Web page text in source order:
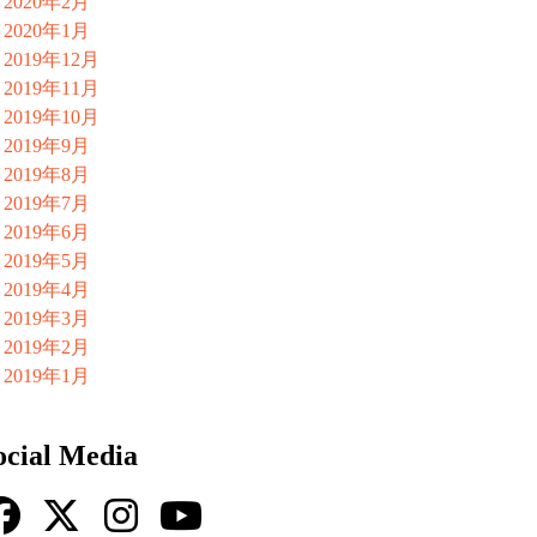
2020年1月
2019年12月
2019年11月
2019年10月
2019年9月
2019年8月
2019年7月
2019年6月
2019年5月
2019年4月
2019年3月
2019年2月
2019年1月
Media